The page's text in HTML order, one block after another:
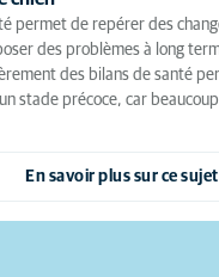
permet de repérer des
des problèmes à long
des bilans de santé
stade précoce, car
En savoir plus sur ce sujet